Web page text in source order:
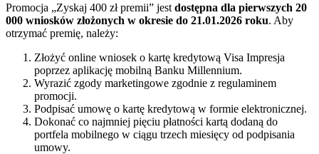
Promocja „Zyskaj 400 zł premii” jest dostępna dla pierwszych 20
000 wniosków złożonych w okresie do 21.01.2026 roku. Aby
otrzymać premię, należy:
Złożyć online wniosek o kartę kredytową Visa Impresja
poprzez aplikację mobilną Banku Millennium.
Wyrazić zgody marketingowe zgodnie z regulaminem
promocji.
Podpisać umowę o kartę kredytową w formie elektronicznej.
Dokonać co najmniej pięciu płatności kartą dodaną do
portfela mobilnego w ciągu trzech miesięcy od podpisania
umowy.